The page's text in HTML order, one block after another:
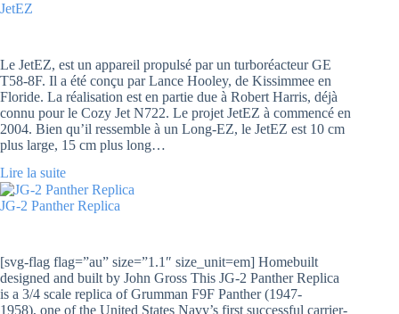
JetEZ
Le JetEZ, est un appareil propulsé par un turboréacteur GE
T58-8F. Il a été conçu par Lance Hooley, de Kissimmee en
Floride. La réalisation est en partie due à Robert Harris, déjà
connu pour le Cozy Jet N722. Le projet JetEZ à commencé en
2004. Bien qu’il ressemble à un Long-EZ, le JetEZ est 10 cm
plus large, 15 cm plus long…
Lire la suite
JG-2 Panther Replica
[svg-flag flag=”au” size=”1.1″ size_unit=em] Homebuilt
designed and built by John Gross This JG-2 Panther Replica
is a 3/4 scale replica of Grumman F9F Panther (1947-
1958), one of the United States Navy’s first successful carrier-